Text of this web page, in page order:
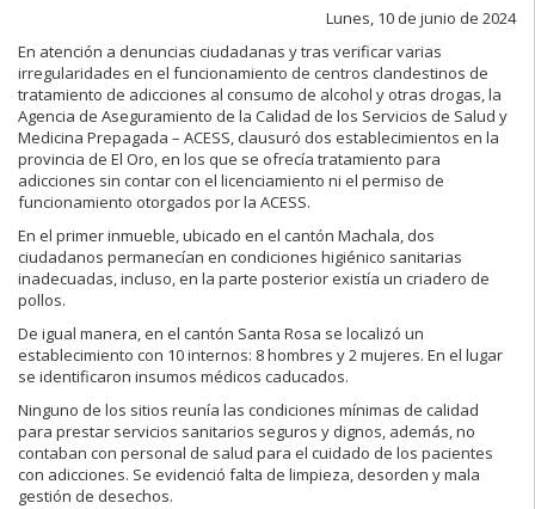
Lunes, 10 de junio de 2024
En atención a denuncias ciudadanas y tras verificar varias
irregularidades en el funcionamiento de centros clandestinos de
tratamiento de adicciones al consumo de alcohol y otras drogas, la
Agencia de Aseguramiento de la Calidad de los Servicios de Salud y
Medicina Prepagada – ACESS, clausuró dos establecimientos en la
provincia de El Oro, en los que se ofrecía tratamiento para
adicciones sin contar con el licenciamiento ni el permiso de
funcionamiento otorgados por la ACESS.
En el primer inmueble, ubicado en el cantón Machala, dos
ciudadanos permanecían en condiciones higiénico sanitarias
inadecuadas, incluso, en la parte posterior existía un criadero de
pollos.
De igual manera, en el cantón Santa Rosa se localizó un
establecimiento con 10 internos: 8 hombres y 2 mujeres. En el lugar
se identificaron insumos médicos caducados.
Ninguno de los sitios reunía las condiciones mínimas de calidad
para prestar servicios sanitarios seguros y dignos, además, no
contaban con personal de salud para el cuidado de los pacientes
con adicciones. Se evidenció falta de limpieza, desorden y mala
gestión de desechos.